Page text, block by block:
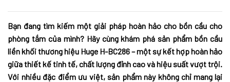
Bạn đang tìm kiếm một giải pháp hoàn hảo cho bồn cầu cho
phòng tắm của mình? Hãy cùng khám phá sản phẩm bồn cầu
liền khối thương hiệu Huge H-BC286 – một sự kết hợp hoàn hảo
giữa thiết kế tinh tế, chất lượng đỉnh cao và hiệu suất vượt trội.
Với nhiều đặc điểm ưu việt, sản phẩm này không chỉ mang lại